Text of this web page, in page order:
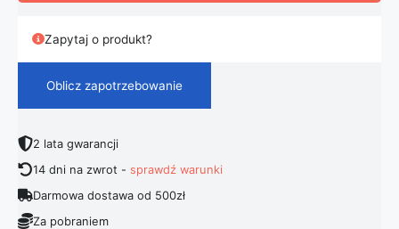
Zapytaj o produkt?
Oblicz zapotrzebowanie
2 lata gwarancji
14 dni na zwrot -sprawdź warunki
Darmowa dostawa od 500zł
Za pobraniem